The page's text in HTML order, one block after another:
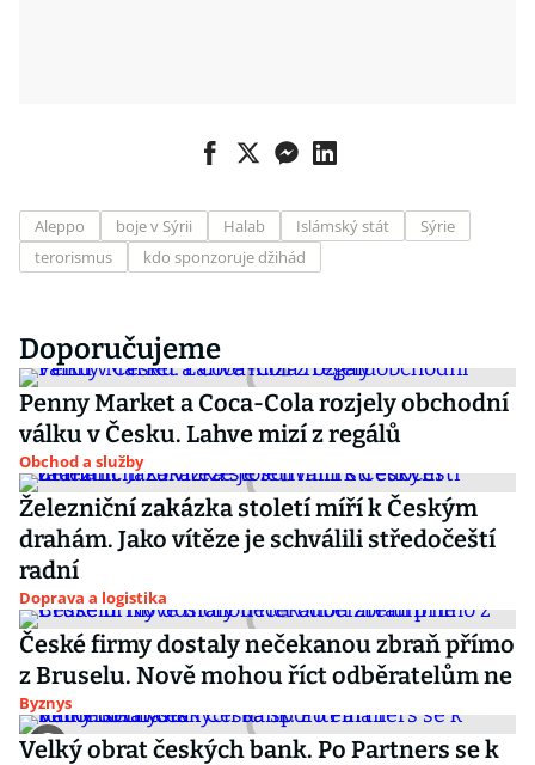
Aleppo boje v Sýrii Halab Islámský stát
Sýrie
terorismus
kdo sponzoruje džihád
Doporučujeme
Penny Market a Coca-Cola rozjely obchodní
válku v Česku. Lahve mizí z regálů
Obchod a služby
Železniční zakázka století míří k Českým
drahám. Jako vítěze je schválili středočeští
radní
Doprava a logistika
České firmy dostaly nečekanou zbraň přímo
z Bruselu. Nově mohou říct odběratelům ne
Byznys
Velký obrat českých bank. Po Partners se k